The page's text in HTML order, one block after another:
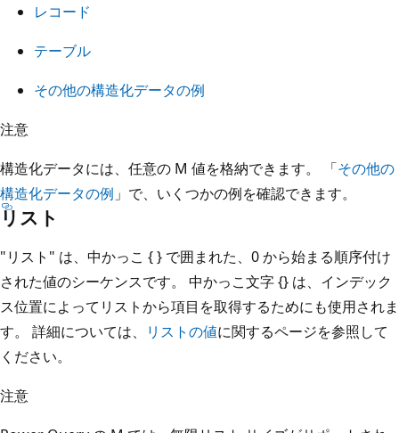
レコード
テーブル
その他の構造化データの例
注意
構造化データには、任意の M 値を格納できます。 「その他の
構造化データの例 」で、いくつかの例を確認できます。
リスト
"リスト" は、中かっこ { } で囲まれた、0 から始まる順序付け
された値のシーケンスです。
中かっこ文字 {} は、インデック
ス位置によってリストから項目を取得するためにも使用されま
す。 詳細については、
リストの値に関するページを参照して
ください。
注意